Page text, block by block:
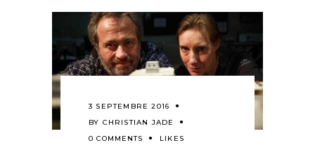
3 SEPTEMBRE 2016
BY CHRISTIAN JADE
0 COMMENTS
LIKES